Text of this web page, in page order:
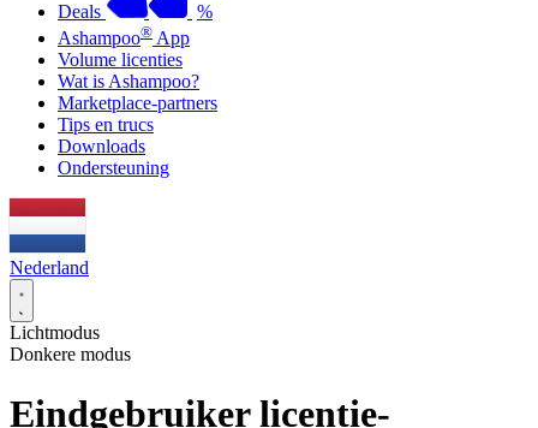
Deals
%
Ashampoo® App
Volume licenties
Wat is Ashampoo?
Marketplace-partners
Tips en trucs
Downloads
Ondersteuning
Nederland
Lichtmodus
Donkere modus
Eindgebruiker licentie-